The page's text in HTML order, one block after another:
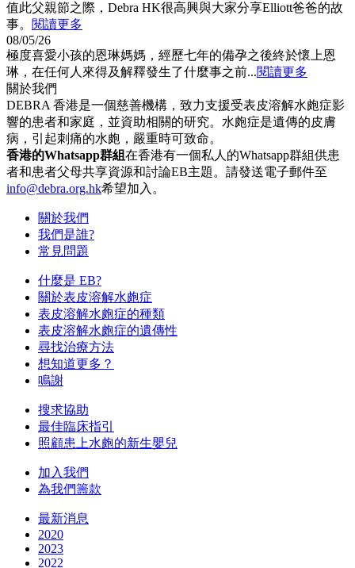
值此父親節之際，Debra HK很高興與大家分享Elliott爸爸的故
事。 閱讀更多
08/05/26
極度喜愛小孩的恩琳媽媽，經歷七年的備孕之後終於懷上恩
琳，在任何人來得及解釋發生了什麼事之前...閱讀更多
關於我們
DEBRA 香港是一個慈善機構，致力支援受表皮溶解水皰症影
響的患者和家庭，並資助相關的研究。水皰症是遺傳的皮膚
病，引起刺痛的水皰，嚴重時可致命。
香港的Whatsapp群組在香港有一個私人的Whatsapp群組供患
者和患者父母共享資源和討論EB主題。請發送電子郵件至
info@debra.org.hk希望加入。
關於我們
我們是誰?
常見問題
什麼是 EB?
關於表皮溶解水皰症
表皮溶解水皰症的種類
表皮溶解水皰症的遺傳性
尋找治療方法
想知道更多？
鳴謝
搜求協助
最佳臨床指引
照顧患上水皰的新生嬰兒
加入我們
為我們籌款
最新消息
2020
2023
2022